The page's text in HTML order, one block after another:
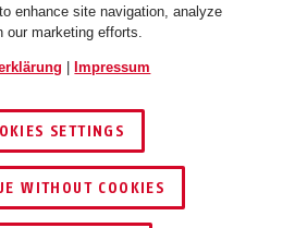
© 2026 ABUS Österreich
enhance site navigation, analyze
our marketing efforts.
Impressum
SETTINGS
WITHOUT COOKIES